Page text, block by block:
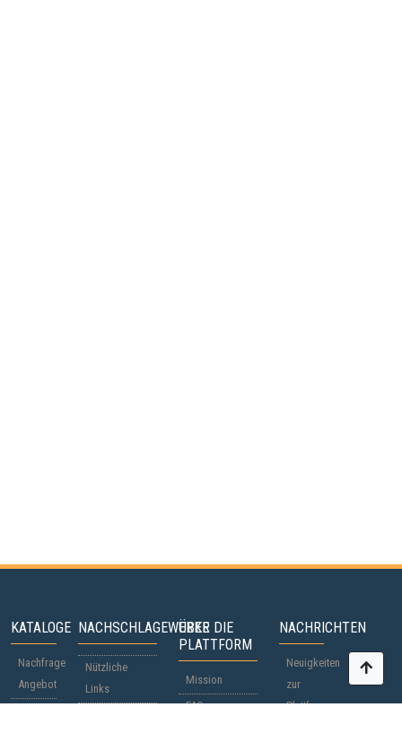
KATALOGE
Nachfrage
Angebot
NACHSCHLAGEWERKE
Nützliche
Links
ÜBER DIE
PLATTFORM
Mission
FAQ
NACHRICHTEN
Neuigkeiten
zur
Plattform